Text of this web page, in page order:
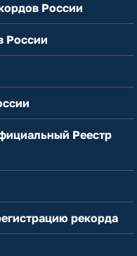
России
России
Реестр
рекорда